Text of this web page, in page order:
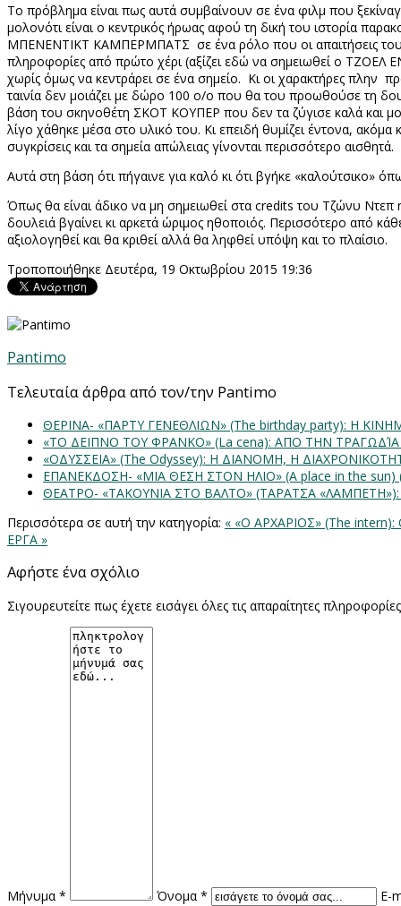
Το πρόβλημα είναι πως αυτά συμβαίνουν σε ένα φιλμ που
μολονότι είναι ο κεντρικός ήρωας αφού τη δική του ιστορία
ΜΠΕΝΕΝΤΙΚΤ ΚΑΜΠΕΡΜΠΑΤΣ σε ένα ρόλο που οι απαιτήσεις του
πληροφορίες από πρώτο χέρι (αξίζει εδώ να σημειωθεί ο ΤΖΟΕΛ
χωρίς όμως να κεντράρει σε ένα σημείο. Κι οι χαρακτήρες πλην
ταινία δεν μοιάζει με δώρο 100 ο/ο που θα του προωθούσε τη
βάση του σκηνοθέτη ΣΚΟΤ ΚΟΥΠΕΡ που δεν τα ζύγισε καλά και
λίγο χάθηκε μέσα στο υλικό του. Κι επειδή θυμίζει έντονα,
συγκρίσεις και τα σημεία απώλειας γίνονται περισσότερο αισθητά.
Αυτά στη βάση ότι πήγαινε για καλό κι ότι βγήκε «καλούτσικο»
Όπως θα είναι άδικο να μη σημειωθεί στα credits του Τζώνυ Ντεπ
δουλειά βγαίνει κι αρκετά ώριμος ηθοποιός. Περισσότερο από
αξιολογηθεί και θα κριθεί αλλά θα ληφθεί υπόψη και το πλαίσιο.
Τροποποιήθηκε Δευτέρα, 19 Οκτωβρίου 2015 19:36
Pantimo
Τελευταία άρθρα από τον/την Pantimo
ΘΕΡΙΝΑ- «ΠΑΡΤΥ ΓΕΝΕΘΛΙΩΝ» (The birthday party): H
«ΤΟ ΔΕΙΠΝΟ ΤΟΥ ΦΡΑΝΚΟ» (La cena): ΑΠΟ ΤΗΝ
«ΟΔΥΣΣΕΙΑ» (The Odyssey): Η ΔΙΑΝΟΜΗ, Η
ΕΠΑΝΕΚΔΟΣΗ- «ΜΙΑ ΘΕΣΗ ΣΤΟΝ ΗΛΙΟ» (Α place in the
ΘΕΑΤΡΟ- «ΤΑΚΟΥΝΙΑ ΣΤΟ ΒΑΛΤΟ» (ΤΑΡΑΤΣΑ
Περισσότερα σε αυτή την κατηγορία: « «Ο ΑΡΧΑΡΙΟΣ» (The
ΕΡΓΑ »
Αφήστε ένα σχόλιο
Σιγουρευτείτε πως έχετε εισάγει όλες τις απαραίτητες
Μήνυμα * Όνομα * E-